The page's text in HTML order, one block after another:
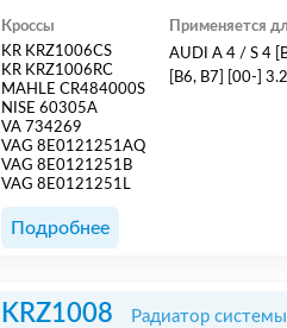
Кроссы
KR KRZ1006CS
KR KRZ1006RC
MAHLE CR484000S
NISE 60305A
VA 734269
VAG 8E0121251AQ
VAG 8E0121251B
VAG 8E0121251L
Применяется
AUDI A 4 / S 4
[B6, B7] [00-] 3.2
Подробнее
KRZ1008 Радиатор